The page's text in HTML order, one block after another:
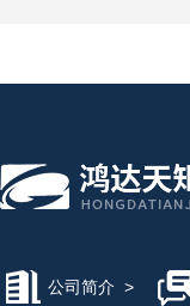
公司简介 >